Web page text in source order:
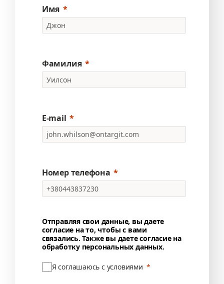
Имя
Фамилия
E-mail
Номер телефона
Отправляя свои данные, вы даете
согласие на то, чтобы с вами
связались. Также вы даете согласие на
обработку персональных данных.
Я соглашаюсь с условиями